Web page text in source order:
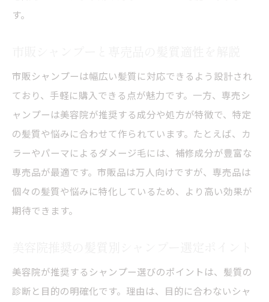
す。
市販シャンプーは幅広い髪質に対応できるよう設計され
ており、手軽に購入できる点が魅力です。一方、専売シ
ャンプーは美容院が推奨する成分や処方が特徴で、特定
の髪質や悩みに合わせて作られています。たとえば、カ
ラーやパーマによるダメージ毛には、補修成分が豊富な
専売品が最適です。市販品は万人向けですが、専売品は
個々の髪質や悩みに特化しているため、より高い効果が
期待できます。
美容院が推奨するシャンプー選びのポイントは、髪質の
診断と目的の明確化です。理由は、目的に合わないシャ